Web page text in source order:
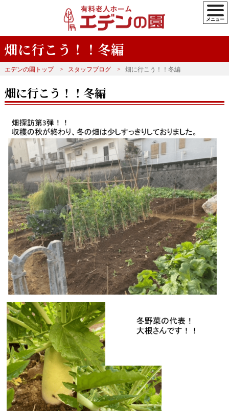
畑に行こう！！冬編
エデンの園トップ スタッフブログ 畑に行こう！！冬編
畑に行こう！！冬編